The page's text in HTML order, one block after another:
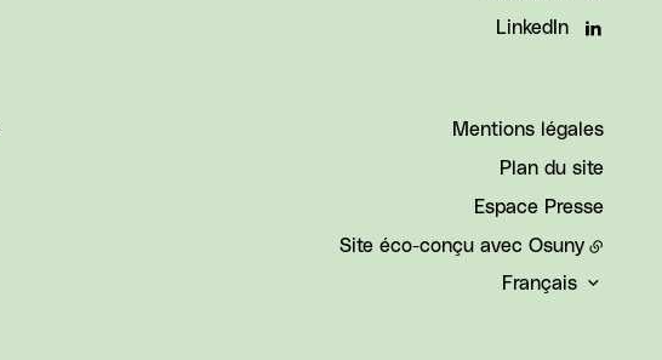
LinkedIn
Mentions légales
Plan du site
Espace Presse
Site éco-conçu avec Osuny
Français